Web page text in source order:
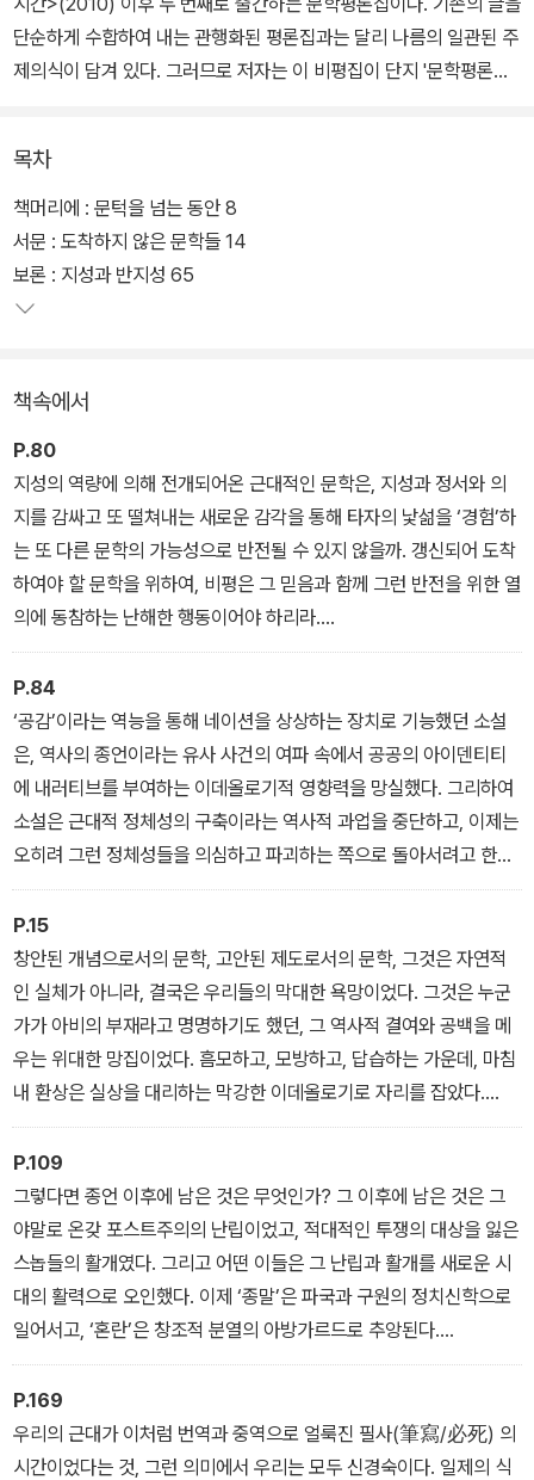
단순하게 수합하여 내는 관행화된 평론집과는 달리 나름의 일관된 주
제의식이 담겨 있다. 그러므로 저자는 이 비평집이 단지 '문학평론
비평집의 제목과 목차의 체제는 고다르의 <영화의 역사(들)>을 차용
하고 변형하였다. 영화가 쇠퇴의 길로 접어들고 있을 때, 그는 이 영화
의 제작에 착수했다. 그에게 영화의 쇠퇴는 단지 한 예술 장르의 퇴락
이 아니라, 개인이 세계와 맺는 관계의 근본적인 변화를 야기하거나
반영하는 것으로 여겨졌다. 그래서 저자는 소설의 쇠락을 목도하며
목차
책머리에 : 문턱을 넘는 동안 8
서문 : 도착하지 않은 문학들 14
보론 : 지성과 반지성 65
책속에서
P.80
지성의 역량에 의해 전개되어온 근대적인 문학은, 지성과 정서와 의
지를 감싸고 또 떨쳐내는 새로운 감각을 통해 타자의 낯섦을 ‘경험’하
는 또 다른 문학의 가능성으로 반전될 수 있지 않을까. 갱신되어 도착
하여야 할 문학을 위하여, 비평은 그 믿음과 함께 그런 반전을 위한 열
의에 동참하는 난해한 행동이어야 하리라.
― 보론 : 지성과 반지성
P.84
‘공감’이라는 역능을 통해 네이션을 상상하는 장치로 기능했던 소설
은, 역사의 종언이라는 유사 사건의 여파 속에서 공공의 아이덴티티
에 내러티브를 부여하는 이데올로기적 영향력을 망실했다. 그리하여
소설은 근대적 정체성의 구축이라는 역사적 과업을 중단하고, 이제는
오히려 그런 정체성들을 의심하고 파괴하는 쪽으로 돌아서려고 한다.
― 변이하는 세계, 변태하는 서사
P.15
창안된 개념으로서의 문학, 고안된 제도로서의 문학, 그것은 자연적
인 실체가 아니라, 결국은 우리들의 막대한 욕망이었다. 그것은 누군
가가 아비의 부재라고 명명하기도 했던, 그 역사적 결여와 공백을 메
우는 위대한 망집이었다. 흠모하고, 모방하고, 답습하는 가운데, 마침
내 환상은 실상을 대리하는 막강한 이데올로기로 자리를 잡았다.
― 서문 : 도착하지 않은 문학들
P.109
그렇다면 종언 이후에 남은 것은 무엇인가? 그 이후에 남은 것은 그
야말로 온갖 포스트주의의 난립이었고, 적대적인 투쟁의 대상을 잃은
스놉들의 활개였다. 그리고 어떤 이들은 그 난립과 활개를 새로운 시
대의 활력으로 오인했다. 이제 ‘종말’은 파국과 구원의 정치신학으로
일어서고, ‘혼란’은 창조적 분열의 아방가르드로 추앙된다.
― 변신하고 갱신하는 자의 사상
P.169
우리의 근대가 이처럼 번역과 중역으로 얼룩진 필사(筆寫/必死) 의
시간이었다는 것, 그런 의미에서 우리는 모두 신경숙이다. 일제의 식